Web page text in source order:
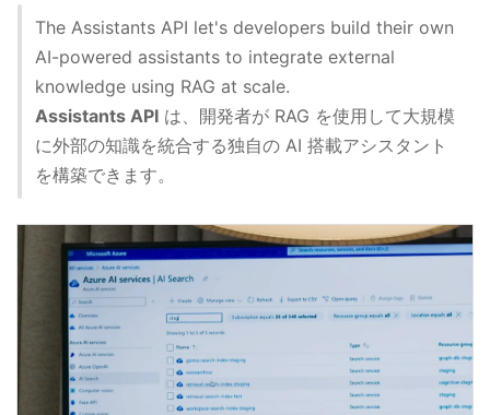
The Assistants API let's developers build their own
AI-powered assistants to integrate external
knowledge using RAG at scale.
Assistants API は、開発者が RAG を使用して大規模
に外部の知識を統合する独自の AI 搭載アシスタント
を構築できます。